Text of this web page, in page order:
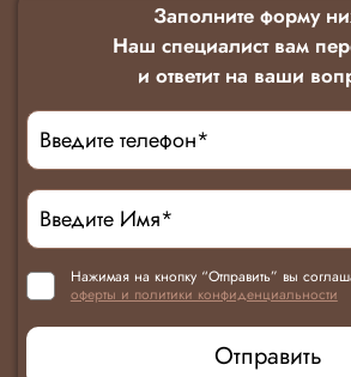
Заполните форму
Наш специалист вам
и ответит на ваши
Нажимая на кнопку “Отправить” вы
оферты и политики конфиденциальности
Отправить